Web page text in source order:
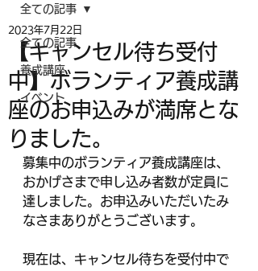
全ての記事
養成講座
イベント
全ての記事
【キャンセル待ち受付
中】ボランティア養成講
座のお申込みが満席とな
りました。
2023年7月22日
募集中のボランティア養成講座は、
おかげさまで申し込み者数が定員に
達しました。お申込みいただいたみ
なさまありがとうございます。
現在は、キャンセル待ちを受付中で